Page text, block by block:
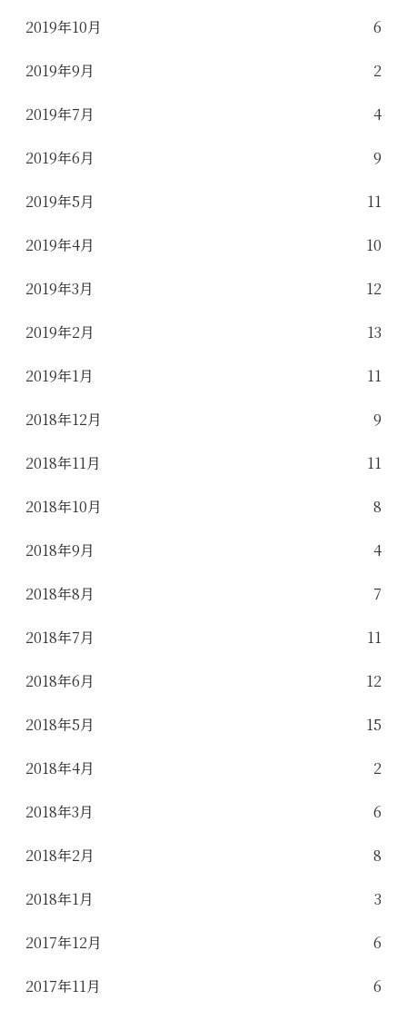
2019年10月 6
2019年9月 2
2019年7月 4
2019年6月 9
2019年5月 11
2019年4月 10
2019年3月 12
2019年2月 13
2019年1月 11
2018年12月 9
2018年11月 11
2018年10月 8
2018年9月 4
2018年8月 7
2018年7月 11
2018年6月 12
2018年5月 15
2018年4月 2
2018年3月 6
2018年2月 8
2018年1月 3
2017年12月 6
2017年11月 6